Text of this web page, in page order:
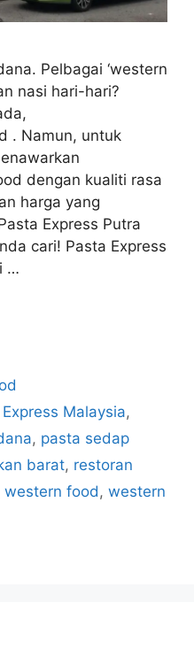
Pelbagai ‘western
nasi hari-hari?
. Namun, untuk
dengan kualiti rasa
harga yang
Express Putra
cari! Pasta Express
…
Malaysia,
, pasta sedap
barat, restoran
western food, western